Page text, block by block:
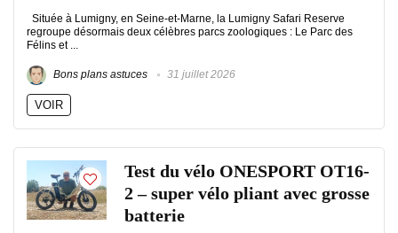
Située à Lumigny, en Seine-et-Marne, la Lumigny Safari Reserve
regroupe désormais deux célèbres parcs zoologiques : Le Parc des
Félins et ...
Bons plans astuces 31 juillet 2026
VOIR
Test du vélo ONESPORT OT16-
2 – super vélo pliant avec grosse
batterie